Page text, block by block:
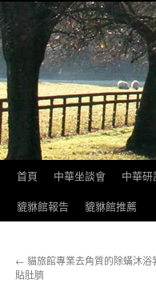
首頁 中華坐談會 中華研
貔貅館報告
貔貅館推薦
← 貓旅館專業去角質的除蟎沐
貼肚臍